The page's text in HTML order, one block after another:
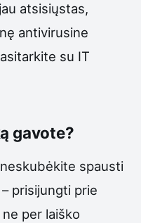
atsisiųstas,
antivirusine
su IT
gavote?
spausti
prisijungti prie
per laiško